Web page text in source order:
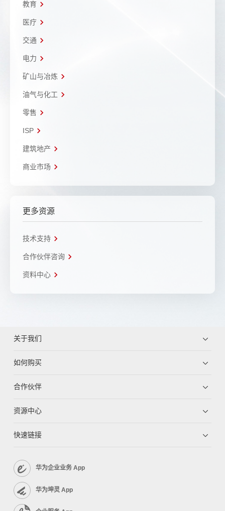
教育
医疗
交通
电力
矿山与冶炼
油气与化工
零售
ISP
建筑地产
商业市场
更多资源
技术支持
合作伙伴咨询
资料中心
关于我们
如何购买
合作伙伴
资源中心
快速链接
华为企业业务 App
华为坤灵 App